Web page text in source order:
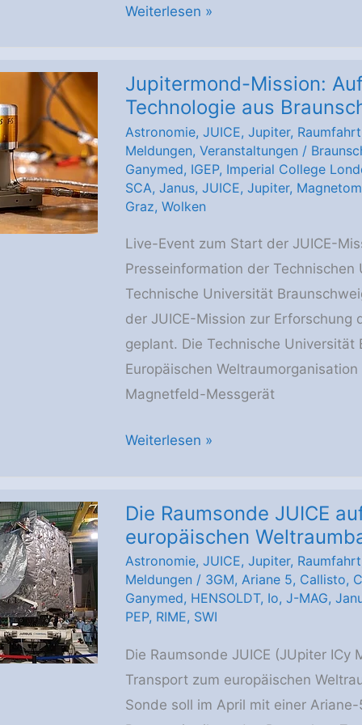
Europäische
bereit
für
den
Start
am
13.
April
2023:
JUICE
–
eine
beispiellose
Reise
Jupiter
Weiterlesen »
Jupitermond-Mission:
Technologie aus
Astronomie, JUICE, Jupiter, Raumfahrt
Meldungen, Veranstaltungen /
Ganymed, IGEP, Imperial College
SCA, Janus, JUICE, Jupiter,
Graz, Wolken
Live-Event zum Start der JUICE-
Presseinformation der
Technische Universität
der JUICE-Mission zur
geplant. Die Technische
Europäischen
Magnetfeld-Messgerät
Jupitermond-
Ozeansuche
mit
Technologie
aus
Braunschweig
Weiterlesen »
Die Raumsonde JUICE
europäischen
Astronomie, JUICE, Jupiter, Raumfahrt
Meldungen / 3GM, Ariane 5, Callisto,
Ganymed, HENSOLDT, Io, J-MAG,
PEP, RIME, SWI
Die Raumsonde JUICE (JUpiter
Transport zum europäischen
Sonde soll im April mit einer